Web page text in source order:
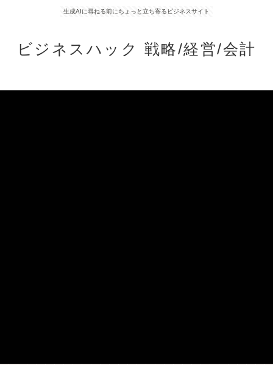
生成AIに尋ねる前にちょっと立ち寄るビジネスサイト
ビジネスハック 戦略/経営/会計